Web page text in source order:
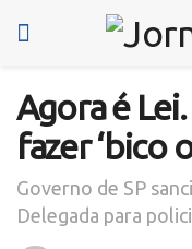
Agora é
fazer ‘bico
Governo de SP
Delegada para